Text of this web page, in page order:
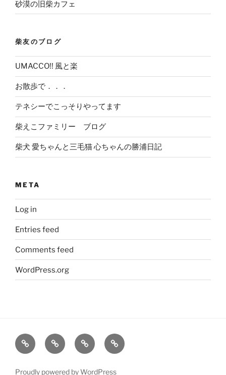
砂漠の旧柴カフェ
柴友のブログ
UMACCO!! 風と楽
お散歩で．．．
テネシーでこっそりやってます
柴えこファミリー ブログ
柴犬 愛ちゃんと三毛猫 心ちゃんの勝浦日記
META
Log in
Entries feed
Comments feed
WordPress.org
大
輔
姫
の
旅
レ
笑
う
Proudly powered by WordPress